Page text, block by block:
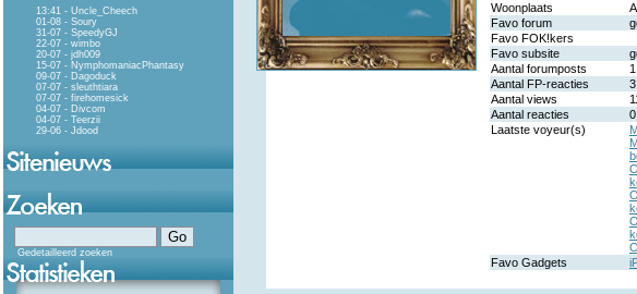
13:41 - Uncle_Cheech
01-08 - Soury
31-07 - SpeedyGJ
22-07 - wimbo
20-07 - jdh009
15-07 - NymphomaniacPhantasy
09-07 - Dagoduck
07-07 - sleuthtiara
07-07 - firehomesick
04-07 - Divcom
04-07 - Teerzii
29-06 - Jdood
Gedetailleerd zoeken
Woonplaats
Favo forum
Favo FOK!kers
Favo subsite
Aantal forumposts
Aantal FP-reacties
Aantal views
Aantal reacties
0
Laatste voyeur(s)
Favo Gadgets